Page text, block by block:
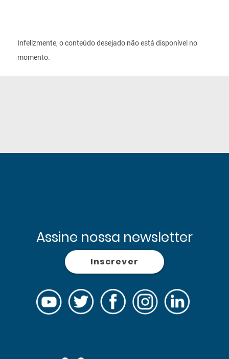
Infelizmente, o conteúdo desejado não está disponível no
momento.
Assine nossa newsletter
Inscrever